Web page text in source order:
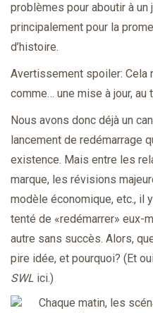
problèmes pour aboutir à
principalement pour la
d’histoire.
Avertissement spoiler: Cela
comme… une mise à jour, au
Nous avons donc déjà un
lancement de redémarrage
existence. Mais entre les
marque, les révisions
modèle économique, etc., il
tenté de «redémarrer» eux-
autre sans succès. Alors,
pire idée, et pourquoi? (Et
SWL ici.)
Chaque matin, les